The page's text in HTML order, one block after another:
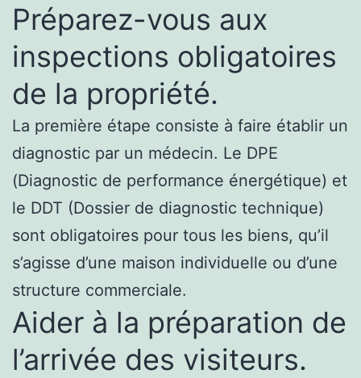
Préparez-vous aux
inspections obligatoires
de la propriété.
La première étape consiste à faire établir un
diagnostic par un médecin. Le DPE
(Diagnostic de performance énergétique) et
le DDT (Dossier de diagnostic technique)
sont obligatoires pour tous les biens, qu’il
s’agisse d’une maison individuelle ou d’une
structure commerciale.
Aider à la préparation de
l’arrivée des visiteurs.